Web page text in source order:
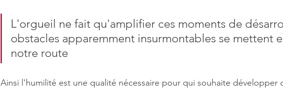
L'orgueil ne fait qu'amplifier ces moments de
obstacles apparemment insurmontables se mettent
notre route
Ainsi l'humilité est une qualité nécessaire pour qui souhaite développer